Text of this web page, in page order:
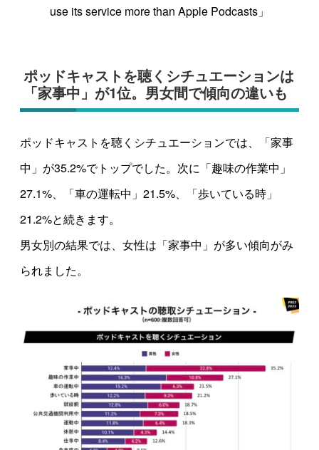
use its service more than Apple Podcasts」
ポッドキャストを聴くシチュエーションは
「家事中」が1位。男女間で傾向の違いも
ポッドキャストを聴くシチュエーションでは、「家事
中」が35.2%でトップでした。次に「趣味の作業中」
27.1%、「車の運転中」21.5%、「歩いている時」
21.2%と続きます。
男女別の結果では、女性は「家事中」が多い傾向がみ
られました。